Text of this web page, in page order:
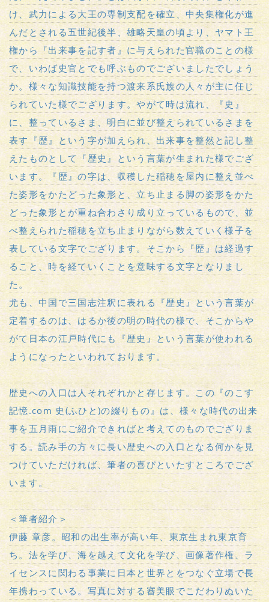
け、武力による大王の専制支配を確立、中央集権化が進
んだとされる五世紀後半、雄略天皇の頃より、ヤマト王
権から『出来事を記す者』に与えられた官職のことの様
で、いわば史官とでも呼ぶものでございましたでしょう
か。様々な知識技能を持つ渡来系氏族の人々が主に任じ
られていた様でござります。やがて時は流れ、『史』
に、整っているさま、明白に並び整えられているさまを
表す『歴』という字が加えられ、出来事を整然と記し整
えたものとして『歴史』という言葉が生まれた様でござ
います。『歴』の字は、収穫した稲穂を屋内に整え並べ
た姿形をかたどった象形と、立ち止まる脚の姿形をかた
どった象形とが重ね合わさり成り立っているもので、並
べ整えられた稲穂を立ち止まりながら数えていく様子を
表している文字でござります。そこから『歴』は経過す
ること、時を経ていくことを意味する文字となりまし
た。
尤も、中国で三国志注釈に表れる『歴史』という言葉が
定着するのは、はるか後の明の時代の様で、そこからや
がて日本の江戸時代にも『歴史』という言葉が使われる
ようになったといわれております。
歴史への入口は人それぞれかと存じます。この『のこす
記憶.com 史(ふひと)の綴りもの』は、様々な時代の出来
事を五月雨にご紹介できればと考えてのものでござりま
する。読み手の方々に長い歴史への入口となる何かを見
つけていただければ、筆者の喜びといたすところでござ
います。
＜筆者紹介＞
伊藤 章彦。昭和の出生率が高い年、東京生まれ東京育
ち。法を学び、海を越えて文化を学び、画像著作権、ラ
イセンスに関わる事業に日本と世界とをつなぐ立場で長
年携わっている。写真に対する審美眼でこだわりぬいた